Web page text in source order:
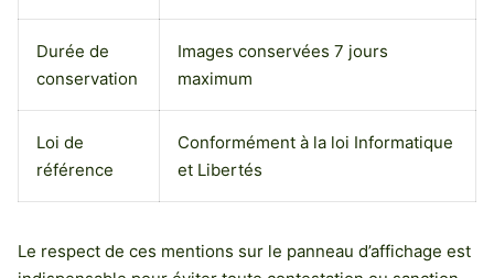
Durée de
conservation
Images conservées 7 jours
maximum
Loi de
référence
Conformément à la loi Informatique
et Libertés
Le respect de ces mentions sur le panneau d’affichage est